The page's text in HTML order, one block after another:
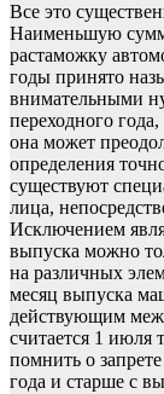
Все это
Наименьшую
растаможку
годы принято
внимательными
переходного
она может
определения
существуют
лица,
Исключением
выпуска можно
на различных
месяц выпуска
действующим
считается 1 июля
помнить о
года и старше с